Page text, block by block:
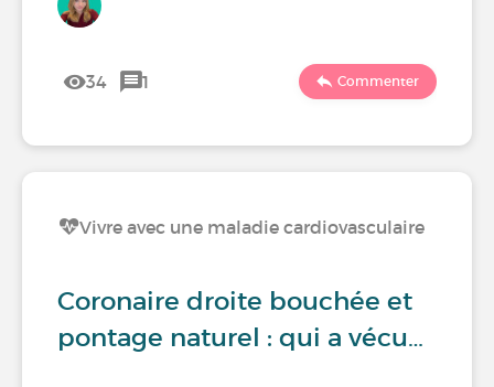
34 1 Commenter
Vivre avec une maladie cardiovasculaire
Coronaire droite bouchée et
pontage naturel : qui a vécu…